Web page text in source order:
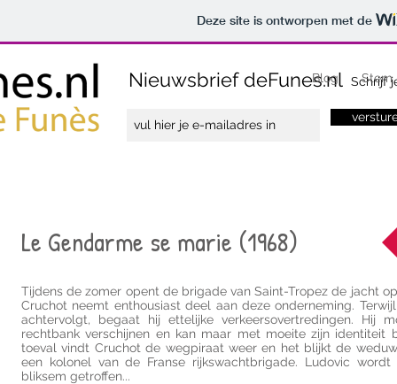
Deze site is ontworpen met de
Blog Stem
Nieuwsbrief deFunes.nl Schrijf
Le Gendarme se marie (1968)
Tijdens de zomer opent de brigade van Saint-Tropez de jacht
Cruchot neemt enthousiast deel aan deze onderneming.
achtervolgt, begaat hij ettelijke verkeersovertredingen. Hij
rechtbank verschijnen en kan maar met moeite zijn identiteit
toeval vindt Cruchot de wegpiraat weer en het blijkt de
een kolonel van de Franse rijkswachtbrigade. Ludovic
bliksem getroffen...